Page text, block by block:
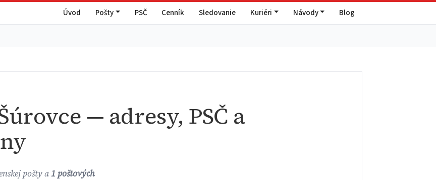
Úvod Pošty PSČ Cenník Sledovanie Kuriéri Návody Blog
— adresy, PSČ a
pošty a1 poštových